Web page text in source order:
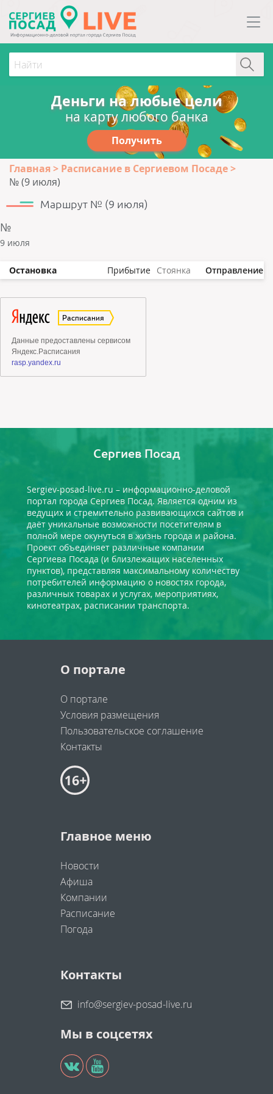
Деньги на любые цели
на карту любого банка
Получить
Главная
Расписание в Сергиевом Посаде
№ (9 июля)
Маршрут № (9 июля)
№
9 июля
Остановка Прибытие Стоянка Отправление
Сергиев Посад
Sergiev-posad-live.ru – информационно-деловой
портал города Сергиев Посад. Является одним из
ведущих и стремительно развивающихся сайтов и
даёт уникальные возможности посетителям в
полной мере окунуться в жизнь города и района.
Проект объединяет различные компании
Сергиева Посада (и близлежащих населенных
пунктов), представляя максимальному количеству
потребителей информацию о новостях города,
различных товарах и услугах, мероприятиях,
кинотеатрах, расписании транспорта.
О портале
О портале
Условия размещения
Пользовательское соглашение
Контакты
Главное меню
Новости
Афиша
Компании
Расписание
Погода
Контакты
info@sergiev-posad-live.ru
Мы в соцсетях